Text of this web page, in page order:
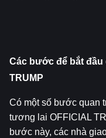
Các bước để bắt
TRUMP
Có một số bước quan
tương lai OFFICIAL
bước này, các nhà